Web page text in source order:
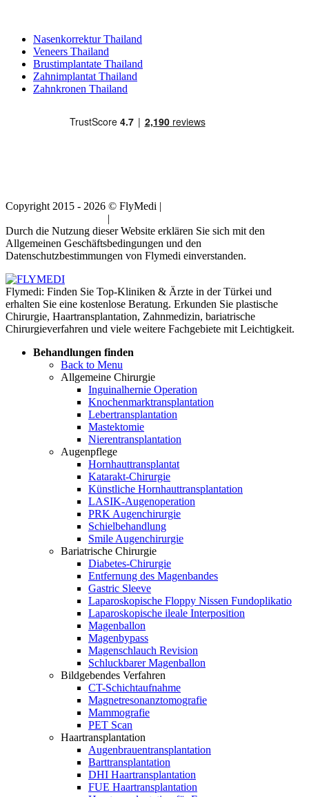
Nasenkorrektur Thailand
Veneers Thailand
Brustimplantate Thailand
Zahnimplantat Thailand
Zahnkronen Thailand
Copyright 2015 - 2026 © FlyMedi |
|
Durch die Nutzung dieser Website erklären Sie sich mit den
Allgemeinen Geschäftsbedingungen und den
Datenschutzbestimmungen von Flymedi einverstanden.
Flymedi: Finden Sie Top-Kliniken & Ärzte in der Türkei und
erhalten Sie eine kostenlose Beratung. Erkunden Sie plastische
Chirurgie, Haartransplantation, Zahnmedizin, bariatrische
Chirurgieverfahren und viele weitere Fachgebiete mit Leichtigkeit.
Behandlungen finden
Back to Menu
Allgemeine Chirurgie
Inguinalhernie Operation
Knochenmarktransplantation
Lebertransplantation
Mastektomie
Nierentransplantation
Augenpflege
Hornhauttransplantat
Katarakt-Chirurgie
Künstliche Hornhauttransplantation
LASIK-Augenoperation
PRK Augenchirurgie
Schielbehandlung
Smile Augenchirurgie
Bariatrische Chirurgie
Diabetes-Chirurgie
Entfernung des Magenbandes
Gastric Sleeve
Laparoskopische Floppy Nissen Fundoplikatio
Laparoskopische ileale Interposition
Magenballon
Magenbypass
Magenschlauch Revision
Schluckbarer Magenballon
Bildgebendes Verfahren
CT-Schichtaufnahme
Magnetresonanztomografie
Mammografie
PET Scan
Haartransplantation
Augenbrauentransplantation
Barttransplantation
DHI Haartransplantation
FUE Haartransplantation